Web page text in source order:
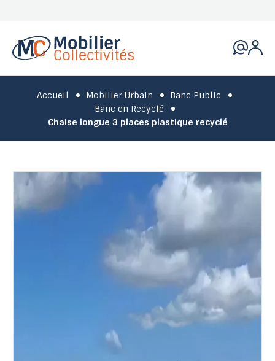
Accueil Mobilier Urbain
Banc Public
Banc en Recyclé
Chaise longue 3 places plastique recyclé